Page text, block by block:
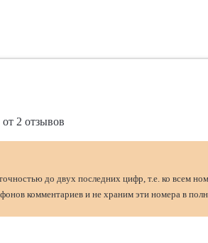
от 2 отзывов
до двух последних цифр, т.е. ко всем
комментариев и не храним эти номера в